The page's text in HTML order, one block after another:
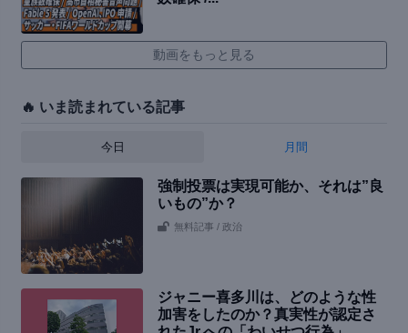
動画をもっと見る
🔥 いま読まれている記事
今日 月間
強制投票は実現可能か、それは”良
いもの”か？
無料記事 / 政治
ジャニー喜多川は、どのような性
加害をしたのか？真実性が認定さ